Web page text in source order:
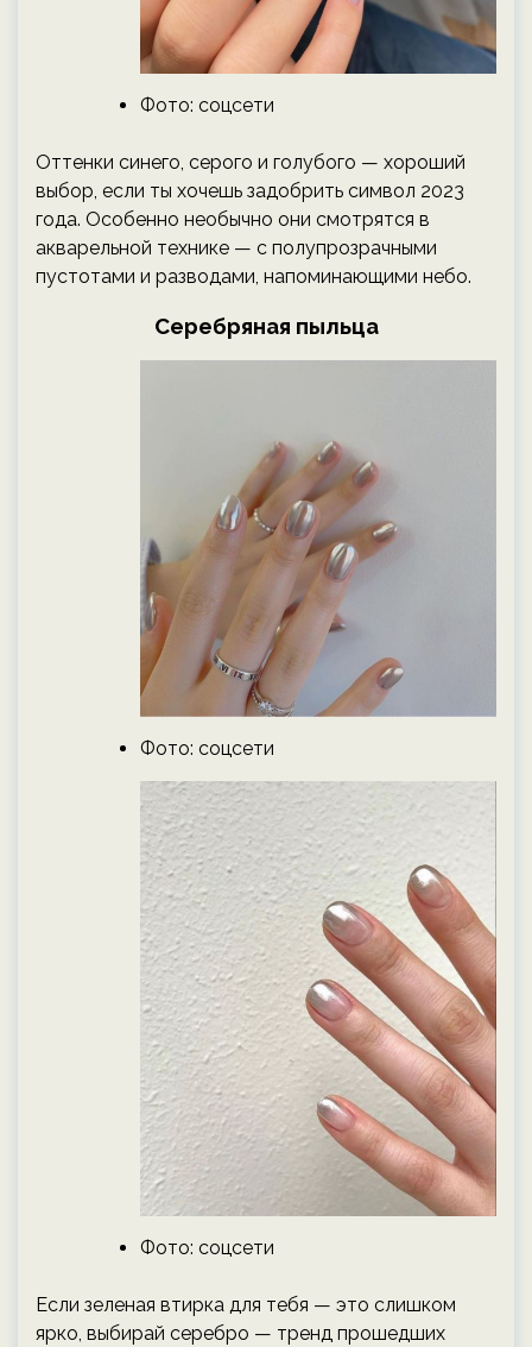
Фото: соцсети
Оттенки синего, серого и голубого — хороший
выбор, если ты хочешь задобрить символ 2023
года. Особенно необычно они смотрятся в
акварельной технике — с полупрозрачными
пустотами и разводами, напоминающими небо.
Серебряная пыльца
Фото: соцсети
Фото: соцсети
Если зеленая втирка для тебя — это слишком
ярко, выбирай серебро — тренд прошедших